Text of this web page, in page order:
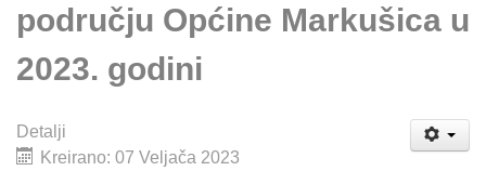
području Općine Markušica u
2023. godini
Detalji
Kreirano: 07 Veljača 2023